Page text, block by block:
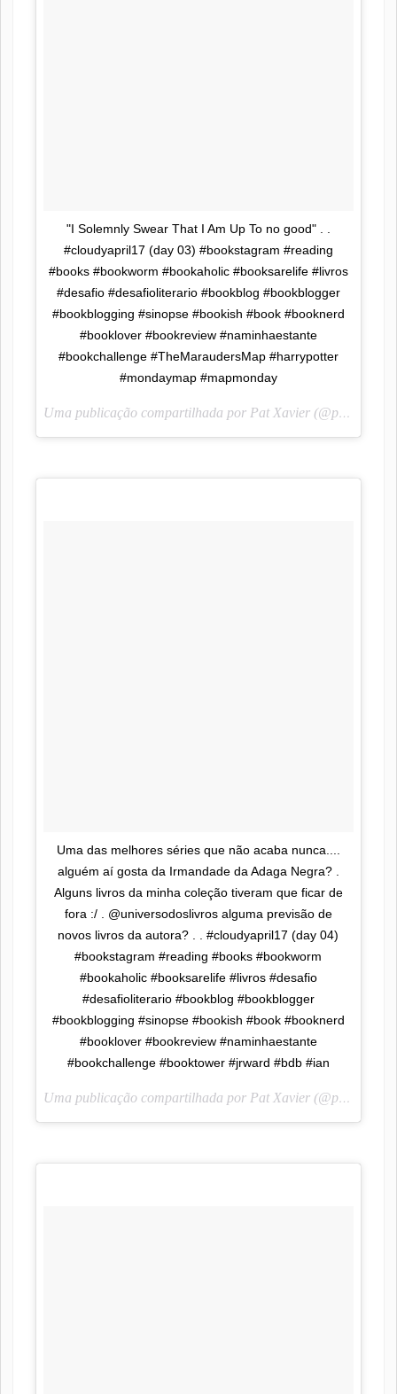
"I Solemnly Swear That I Am Up To no good" . .
#cloudyapril17 (day 03) #bookstagram #reading
#books #bookworm #bookaholic #booksarelife #livros
#desafio #desafioliterario #bookblog #bookblogger
#bookblogging #sinopse #bookish #book #booknerd
#booklover #bookreview #naminhaestante
#bookchallenge #TheMaraudersMap #harrypotter
#mondaymap #mapmonday
Uma publicação compartilhada por Pat Xavier (@pah_lendoescrevendo) em
Uma das melhores séries que não acaba nunca....
alguém aí gosta da Irmandade da Adaga Negra? .
Alguns livros da minha coleção tiveram que ficar de
fora :/ . @universodoslivros alguma previsão de
novos livros da autora? . . #cloudyapril17 (day 04)
#bookstagram #reading #books #bookworm
#bookaholic #booksarelife #livros #desafio
#desafioliterario #bookblog #bookblogger
#bookblogging #sinopse #bookish #book #booknerd
#booklover #bookreview #naminhaestante
#bookchallenge #booktower #jrward #bdb #ian
Uma publicação compartilhada por Pat Xavier (@pah_lendoescrevendo) em